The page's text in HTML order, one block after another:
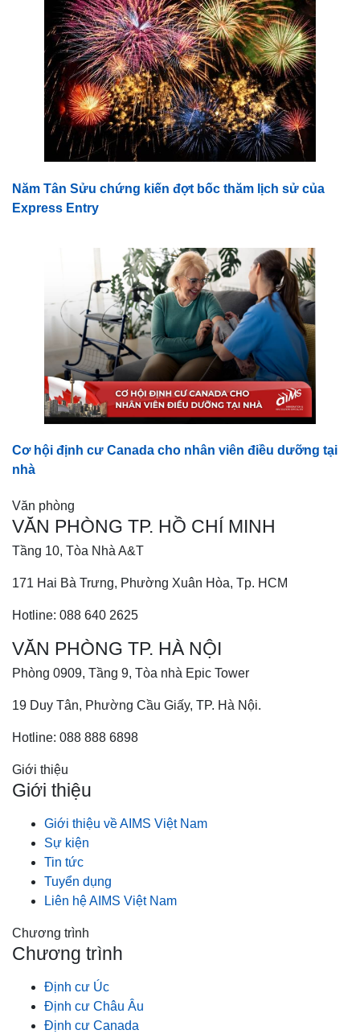
Năm Tân Sửu chứng kiến đợt bốc thăm lịch sử của
Express Entry
Cơ hội định cư Canada cho nhân viên điều dưỡng tại
nhà
Văn phòng
VĂN PHÒNG TP. HỒ CHÍ MINH
Tầng 10, Tòa Nhà A&T
171 Hai Bà Trưng, Phường Xuân Hòa, Tp. HCM
Hotline: 088 640 2625
VĂN PHÒNG TP. HÀ NỘI
Phòng 0909, Tầng 9, Tòa nhà Epic Tower
19 Duy Tân, Phường Cầu Giấy, TP. Hà Nội.
Hotline: 088 888 6898
Giới thiệu
Giới thiệu
Giới thiệu về AIMS Việt Nam
Sự kiện
Tin tức
Tuyển dụng
Liên hệ AIMS Việt Nam
Chương trình
Chương trình
Định cư Úc
Định cư Châu Âu
Định cư Canada